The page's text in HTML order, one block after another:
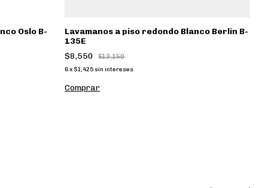
Oslo B-
Lavamanos a piso redondo Blanco Berlin B-
135E
$8,550
$12,150
6x $1,425 sin intereses
Comprar